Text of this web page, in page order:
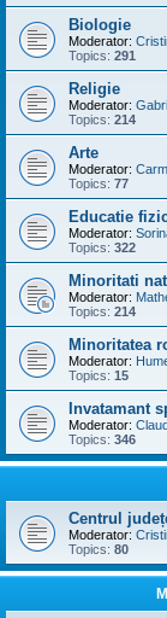
Biologie
Moderator:
Topics: 291
Religie
Moderator:
Topics: 214
Arte
Moderator:
Topics: 77
Educatie
Moderator:
Topics: 322
Minoritati
Moderator:
Topics: 214
Minoritatea
Moderator:
Topics: 15
Invatamant
Moderator:
Topics: 346
Centrul
Moderator:
Topics: 80